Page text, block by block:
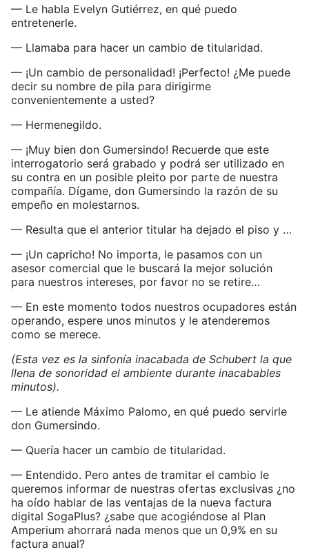
— Le habla Evelyn Gutiérrez, en qué puedo
entretenerle.
— Llamaba para hacer un cambio de titularidad.
— ¡Un cambio de personalidad! ¡Perfecto! ¿Me puede
decir su nombre de pila para dirigirme
convenientemente a usted?
— Hermenegildo.
— ¡Muy bien don Gumersindo! Recuerde que este
interrogatorio será grabado y podrá ser utilizado en
su contra en un posible pleito por parte de nuestra
compañía. Dígame, don Gumersindo la razón de su
empeño en molestarnos.
— Resulta que el anterior titular ha dejado el piso y …
— ¡Un capricho! No importa, le pasamos con un
asesor comercial que le buscará la mejor solución
para nuestros intereses, por favor no se retire…
— En este momento todos nuestros ocupadores están
operando, espere unos minutos y le atenderemos
como se merece.
(Esta vez es la sinfonía inacabada de Schubert la que
llena de sonoridad el ambiente durante inacabables
minutos).
— Le atiende Máximo Palomo, en qué puedo servirle
don Gumersindo.
— Quería hacer un cambio de titularidad.
— Entendido. Pero antes de tramitar el cambio le
queremos informar de nuestras ofertas exclusivas ¿no
ha oído hablar de las ventajas de la nueva factura
digital SogaPlus? ¿sabe que acogiéndose al Plan
Amperium ahorrará nada menos que un 0,9% en su
factura anual?